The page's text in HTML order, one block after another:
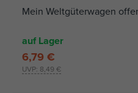
Mein Weltgüterwagen
auf Lager
UVP: 8,49 €
6,79 €